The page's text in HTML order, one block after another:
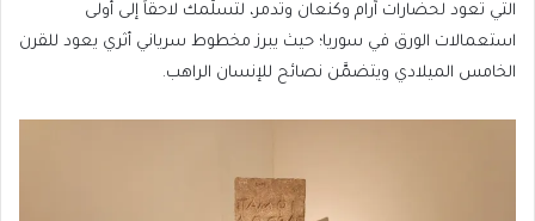
التي تعود لحضارات آرام وكنعان وتدمر، لتسلّمك لاحقاً إلى أولى
استعمالات الورق في سوريا؛ حيث يبرز مخطوط سرياني أثري يعود للقرن
الخامس الميلادي ويتضمَّن نصائح للإنسان الراهب.